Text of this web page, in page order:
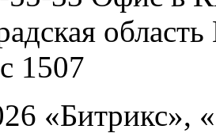
область
1507
«Битрикс»,